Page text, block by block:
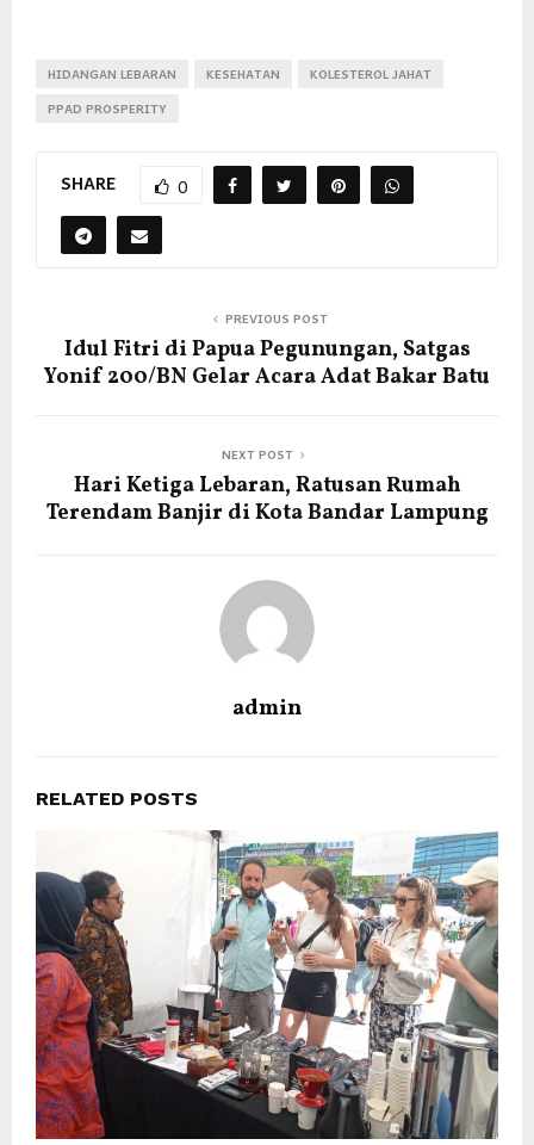
HIDANGAN LEBARAN KESEHATAN
KOLESTEROL JAHAT
PPAD PROSPERITY
SHARE 0
PREVIOUS POST
Idul Fitri di Papua Pegunungan, Satgas
Yonif 200/BN Gelar Acara Adat Bakar Batu
NEXT POST
Hari Ketiga Lebaran, Ratusan Rumah
Terendam Banjir di Kota Bandar Lampung
admin
RELATED POSTS